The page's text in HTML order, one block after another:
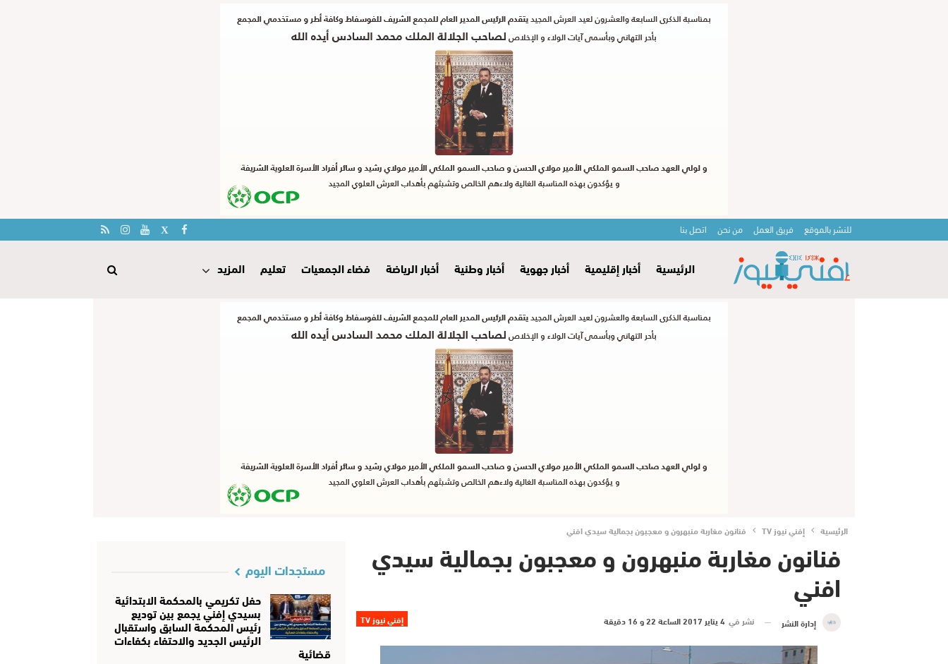
للنشر بالموقع فريق العمل من نحن اتصل بنا
الرئيسية أخبار إقليمية أخبار جهوية أخبار وطنية أخبار الرياضة فضاء الجمعيات تعليم المزيد
الرئيسية إفني نيوز TV فنانون مغاربة منبهرون و معجبون بجمالية سيدي افني
فنانون مغاربة منبهرون و معجبون بجمالية سيدي
افني
إفني نيوز TV إدارة النشر نشر في 4 يناير 2017 الساعة 22 و 16 دقيقة
مستجدات اليوم
حفل تكريمي بالمحكمة الابتدائية
بسيدي إفني يجمع بين توديع
رئيس المحكمة السابق واستقبال
الرئيس الجديد والاحتفاء بكفاءات
قضائية